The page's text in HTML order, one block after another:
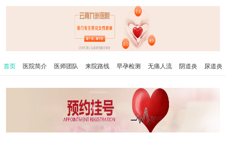
首页 医院简介 医师团队 来院路线 早孕检测 无痛人流 阴道炎 尿道炎